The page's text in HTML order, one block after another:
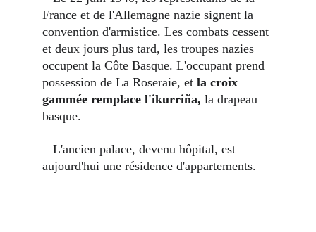
France et de l'Allemagne nazie signent la
convention d'armistice. Les combats cessent
et deux jours plus tard, les troupes nazies
occupent la Côte Basque. L'occupant prend
possession de La Roseraie, et la croix
gammée remplace l'ikurriña, la drapeau
basque.
aujourd'hui une résidence d'appartements.